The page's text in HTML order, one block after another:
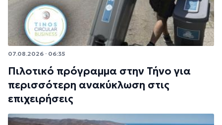
07.08.2026 · 06:35
Πιλοτικό πρόγραμμα στην Τήνο για
περισσότερη ανακύκλωση στις
επιχειρήσεις